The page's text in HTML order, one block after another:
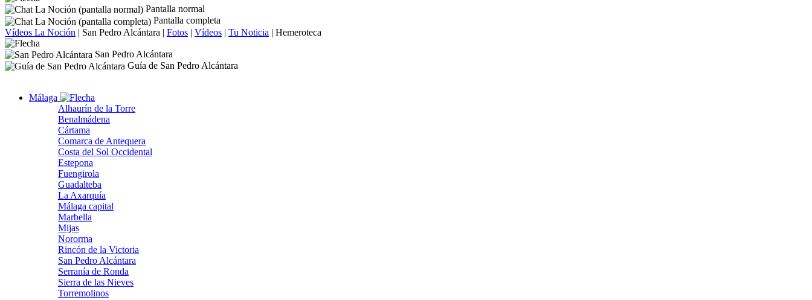
Pantalla normal
Pantalla completa
Vídeos La Noción | San Pedro Alcántara | Fotos | Vídeos | Tu Noticia | Hemeroteca
San Pedro Alcántara
Guía de San Pedro Alcántara
Málaga
Alhaurín de la Torre
Benalmádena
Cártama
Comarca de Antequera
Costa del Sol Occidental
Estepona
Fuengirola
Guadalteba
La Axarquía
Málaga capital
Marbella
Mijas
Nororma
Rincón de la Victoria
San Pedro Alcántara
Serranía de Ronda
Sierra de las Nieves
Torremolinos